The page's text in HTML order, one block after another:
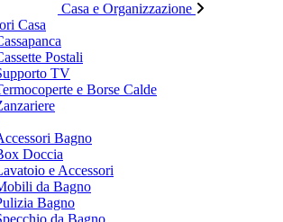
Casa e Organizzazione
Casa
Postali
TV
e Borse Calde
Bagno
Doccia
e Accessori
da Bagno
Bagno
da Bagno